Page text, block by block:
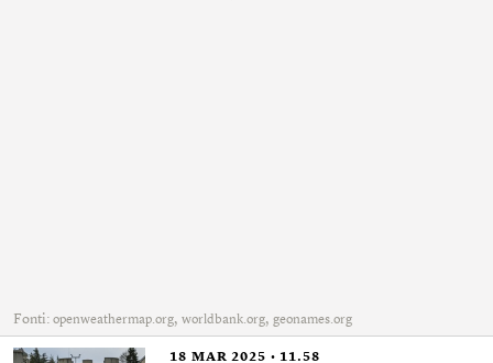
Fonti: openweathermap.org, worldbank.org, geonames.org
18 MAR 2025 11.58